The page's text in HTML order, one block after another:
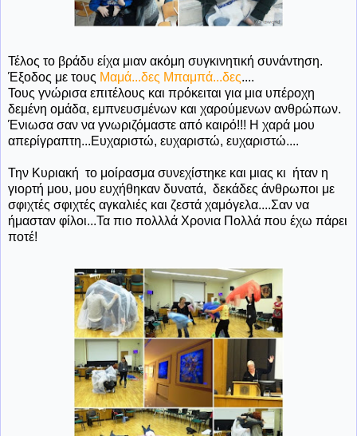
Τέλος το βράδυ είχα μιαν ακόμη συγκινητική συνάντηση.
Έξοδος με τους Μαμά...δες Μπαμπά...δες....
Τους γνώρισα επιτέλους και πρόκειται για μια υπέροχη
δεμένη ομάδα, εμπνευσμένων και χαρούμενων ανθρώπων.
Ένιωσα σαν να γνωριζόμαστε από καιρό!!! Η χαρά μου
απερίγραπτη...Ευχαριστώ, ευχαριστώ, ευχαριστώ....
Την Κυριακή το μοίρασμα συνεχίστηκε και μιας κι ήταν η
γιορτή μου, μου ευχήθηκαν δυνατά, δεκάδες άνθρωποι με
σφιχτές σφιχτές αγκαλιές και ζεστά χαμόγελα....Σαν να
ήμασταν φίλοι...Τα πιο πολλλά Χρονια Πολλά που έχω πάρει
ποτέ!